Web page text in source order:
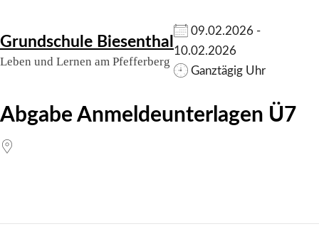
to
Grundschule Biesenthal
Leben und Lernen am Pfefferberg
Abgabe Anmeldeunterlagen Ü7
09.02.2026 -
10.02.2026
Ganztägig Uhr